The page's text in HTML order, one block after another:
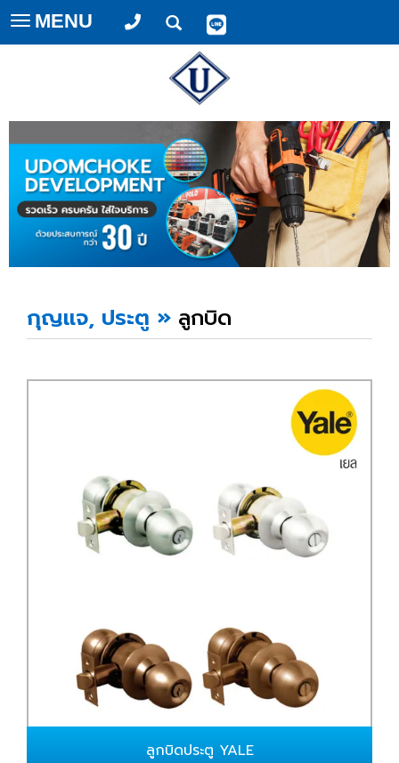
Toggle
navigation
MENU
กุญแจ, ประตู » ลูกบิด
ลูกบิดประตู YALE